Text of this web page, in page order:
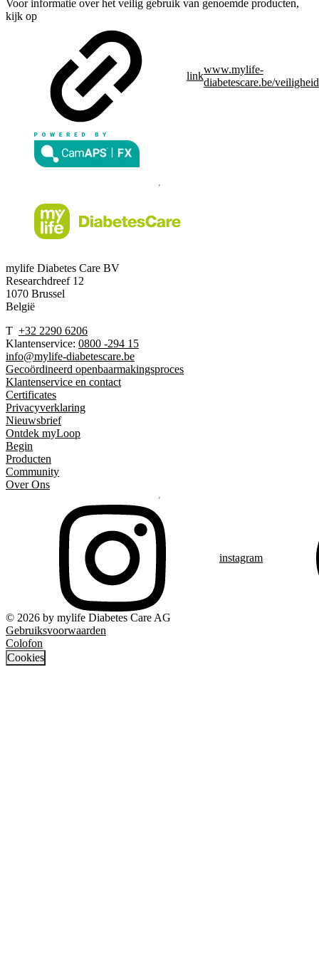
Voor informatie over het veilig gebruik van genoemde producten,
kijk op
link
www.mylife-
diabetescare.be/veiligheid
mylife Diabetes Care BV
Researchdreef 12
1070 Brussel
België
T +32 2290 6206
Klantenservice: 0800 -294 15
info@mylife-diabetescare.be
Gecoördineerd openbaarmakingsproces
Klantenservice en contact
Certificates
Privacyverklaring
Nieuwsbrief
Ontdek myLoop
Begin
Producten
Community
Over Ons
instagram
© 2026 by mylife Diabetes Care AG
Gebruiksvoorwaarden
Colofon
Cookies